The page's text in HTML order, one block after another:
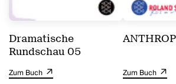
Dramatische
Rundschau 05
Zum Buch
Zum Buch